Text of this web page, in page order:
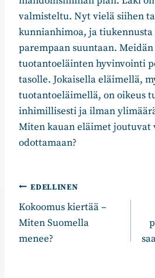
valmisteltu. Nyt vielä siihen
kunnianhimoa, ja
parempaan suuntaan.
tuotantoeläinten hyvinvointi
tasolle. Jokaisella eläimellä,
tuotantoeläimellä, on oikeus
inhimillisesti ja ilman
Miten kauan eläimet joutuvat
odottamaan?
Artikkelien
selaus
EDELLINEN
Kokoomus kiertää –
Miten Suomella
menee?